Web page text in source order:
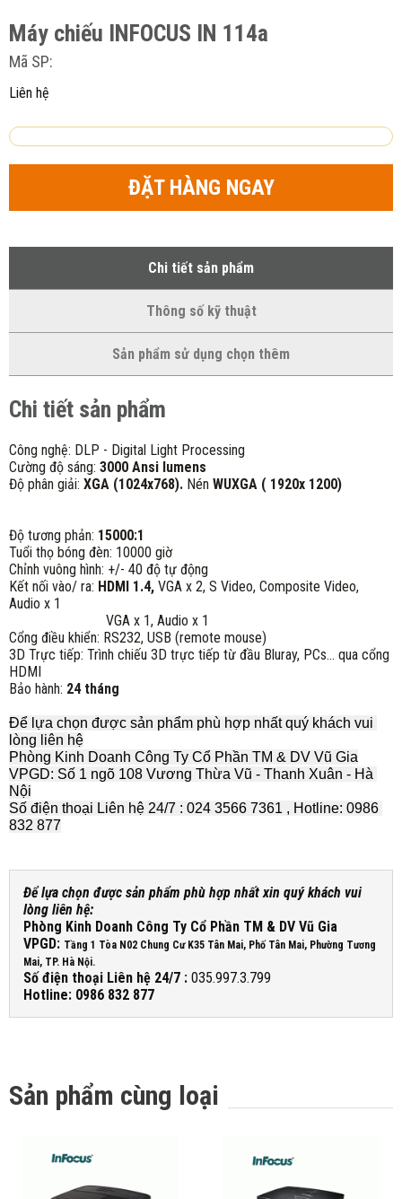
Máy chiếu INFOCUS IN 114a
Mã SP:
Liên hệ
ĐẶT HÀNG NGAY
Chi tiết sản phẩm
Thông số kỹ thuật
Sản phẩm sử dụng chọn thêm
Chi tiết sản phẩm
Công nghệ: DLP - Digital Light Processing
Cường độ sáng: 3000 Ansi lumens
Độ phân giải: XGA (1024x768). Nén WUXGA ( 1920x 1200)
Độ tương phản: 15000:1
Tuổi thọ bóng đèn: 10000 giờ
Chỉnh vuông hình: +/- 40 độ tự động
Kết nối vào/ ra: HDMI 1.4, VGA x 2, S Video, Composite Video,
Audio x 1
VGA x 1, Audio x 1
Cổng điều khiển: RS232, USB (remote mouse)
3D Trực tiếp: Trình chiếu 3D trực tiếp từ đầu Bluray, PCs... qua cổng
HDMI
Bảo hành: 24 tháng
Để lựa chọn được sản phẩm phù hợp nhất quý khách vui
lòng liên hệ
Phòng Kinh Doanh Công Ty Cổ Phần TM & DV Vũ Gia
VPGD: Số 1 ngõ 108 Vương Thừa Vũ - Thanh Xuân - Hà
Nội
Số điện thoại Liên hệ 24/7 : 024 3566 7361 , Hotline: 0986
832 877
Để lựa chọn được sản phẩm phù hợp nhất xin quý khách vui
lòng liên hệ:
Phòng Kinh Doanh Công Ty Cổ Phần TM & DV Vũ Gia
VPGD: Tầng 1 Tòa N02 Chung Cư K35 Tân Mai, Phố Tân Mai, Phường Tương
Mai, TP. Hà Nội.
Số điện thoại Liên hệ 24/7 : 035.997.3.799
Hotline: 0986 832 877
Sản phẩm cùng loại